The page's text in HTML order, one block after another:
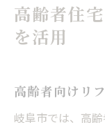
高齢者住
を活用
高齢者向けリ
岐阜市では、高